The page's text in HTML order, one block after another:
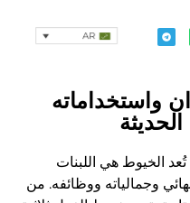
AR
واستخداماته
الخيوط هي اللبنات
وجمالياته ووظائفه. من